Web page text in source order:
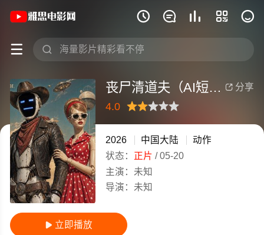
    
 
《丧尸清道夫（AI短片）》(2026)中国
 分享
丧尸清道夫（AI短片）
4.0
很差较差
还行推荐力荐
2026 中国大陆
动作
状态： 正片 /05-20
主演： 未知
导演： 未知
 立即播放